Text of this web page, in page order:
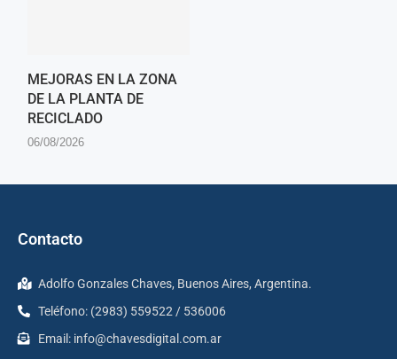
MEJORAS EN LA ZONA
DE LA PLANTA DE
RECICLADO
06/08/2026
Contacto
Adolfo Gonzales Chaves, Buenos Aires, Argentina.
Teléfono: (2983) 559522 / 536006
Email: info@chavesdigital.com.ar